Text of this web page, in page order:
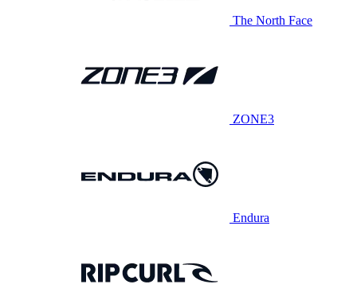
The North Face
ZONE3
Endura